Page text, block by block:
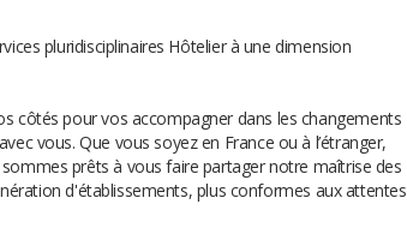
pluridisciplinaires Hôtelier à une dimension
côtés pour vos accompagner dans les changements
vous. Que vous soyez en France ou à l’étranger,
prêts à vous faire partager notre maîtrise des
d'établissements, plus conformes aux attentes